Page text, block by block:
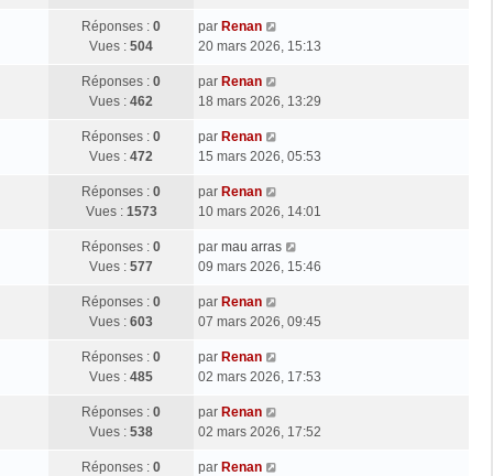
Réponses : 0
Vues : 504
par Renan
20 mars 2026, 15:13
Réponses : 0
Vues : 462
par Renan
18 mars 2026, 13:29
Réponses : 0
Vues : 472
par Renan
15 mars 2026, 05:53
Réponses : 0
Vues : 1573
par Renan
10 mars 2026, 14:01
Réponses : 0
Vues : 577
par mau arras
09 mars 2026, 15:46
Réponses : 0
Vues : 603
par Renan
07 mars 2026, 09:45
Réponses : 0
Vues : 485
par Renan
02 mars 2026, 17:53
Réponses : 0
Vues : 538
par Renan
02 mars 2026, 17:52
Réponses : 0
par Renan